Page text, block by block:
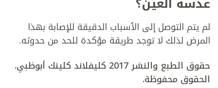
لم يتم التوصل إلى الأسباب الدقيقة للإصابة بهذا
المرض لذلك لا توجد طريقة مؤكدة للحد من حدوثه.
حقوق الطبع والنشر 2017 كليفلاند كلينك أبوظبي.
الحقوق محفوظة.